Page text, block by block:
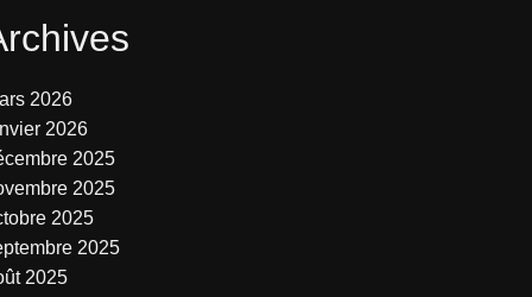
2026
2026
2025
2025
2025
2025
2025